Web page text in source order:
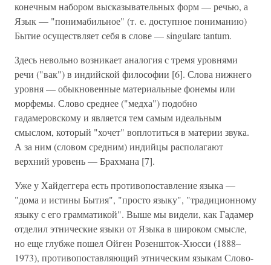
конечным набором высказывательных форм — речью, а
Язык — "понимабильное" (т. е. доступное пониманию)
Бытие осуществляет себя в слове — singulare tantum.
Здесь невольно возникает аналогия с тремя уровнями
речи ("вак") в индийской философии [6]. Слова нижнего
уровня — обыкновенные материальные фонемы или
морфемы. Слово среднее ("медха") подобно
гадамеровскому и является тем самым идеальным
смыслом, который "хочет" воплотиться в материи звука.
А за ним (словом средним) индийцы располагают
верхний уровень — Брахмана [7].
Уже у Хайдеггера есть противопоставление языка —
"дома и истины Бытия", "просто языку", "традиционному
языку с его грамматикой". Выше мы видели, как Гадамер
отделил этнические языки от Языка в широком смысле,
но еще глубже пошел Ойген Розеншток-Хюсси (1888–
1973), противопоставляющий этническим языкам Слово-